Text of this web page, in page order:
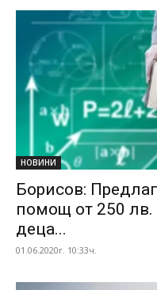
НОВИНИ
Борисов:
помощ от 250 лв.
деца...
01.06.2020г. 10:33ч.